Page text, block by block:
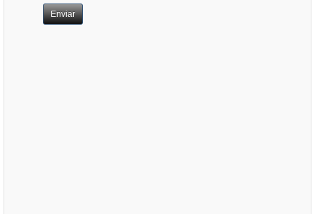
Enviar